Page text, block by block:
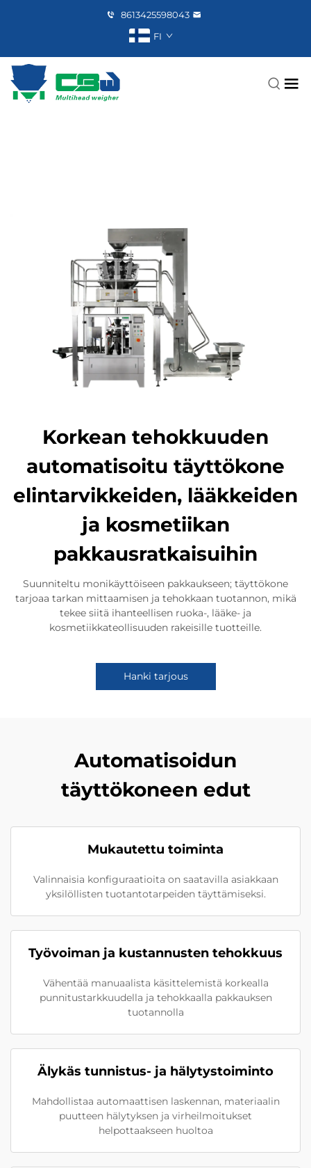
8613425598043
FI
Korkean tehokkuuden
automatisoitu täyttökone
elintarvikkeiden, lääkkeiden
ja kosmetiikan
pakkausratkaisuihin
Suunniteltu monikäyttöiseen pakkaukseen; täyttökone
tarjoaa tarkan mittaamisen ja tehokkaan tuotannon, mikä
tekee siitä ihanteellisen ruoka-, lääke- ja
kosmetiikkateollisuuden rakeisille tuotteille.
Hanki tarjous
Automatisoidun
täyttökoneen edut
Mukautettu toiminta
Valinnaisia konfiguraatioita on saatavilla asiakkaan
yksilöllisten tuotantotarpeiden täyttämiseksi.
Työvoiman ja kustannusten tehokkuus
Vähentää manuaalista käsittelemistä korkealla
punnitus­tarkkuudella ja tehokkaalla pakkauksen
tuotannolla
Älykäs tunnistus- ja hälytystoiminto
Mahdollistaa automaattisen laskennan, materiaalin
puutteen hälytyksen ja virheilmoitukset
helpottaakseen huoltoa